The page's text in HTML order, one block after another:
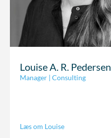
Louise A. R. Pedersen
Manager | Consulting
Læs om Louise